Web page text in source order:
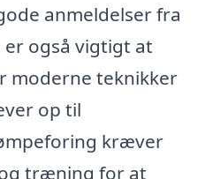
anmeldelser fra
også vigtigt at
moderne teknikker
op til
kræver
træning for at